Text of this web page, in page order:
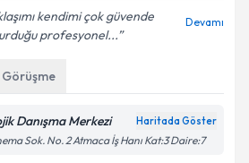
kendimi çok güvende
profesyonel...
Devamı
Danışma Merkezi Haritada Göster
Sok. No. 2 Atmaca İş Hanı Kat:3 Daire:7